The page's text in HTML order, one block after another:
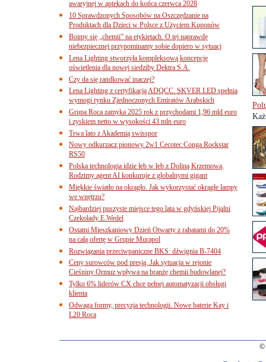
awaryjnej w aptekach do końca czerwca 2028
10 Sprawdzonych Sposobów na Oszczędzanie na
Produktach dla Dzieci w Polsce z Użyciem Kuponów
Boimy się „chemii” na etykietach. O tej naprawdę
niebezpiecznej przypominamy sobie dopiero w sytuacj
Lena Lighting stworzyła kompleksową koncepcję
oświetlenia dla nowej siedziby Dektra S.A.
Czy da się randkować inaczej?
Lena Lighting z certyfikacją ADQCC. SKVER LED spełnia
wymogi rynku Zjednoczonych Emiratów Arabskich
Grupa Roca zamyka 2025 rok z przychodami 1,96 mld euro
i zyskiem netto w wysokości 43 mln euro
Trwa lato z Akademią swisspor
Nowy odkurzacz pionowy 2w1 Cecotec Conga Rockstar
RS50
Polska technologia idzie łeb w łeb z Doliną Krzemową.
Rodzimy agent AI konkuruje z globalnymi gigant
Miękkie światło na okrągło. Jak wykorzystać okrągłe lampy
we wnętrzu?
Najbardziej puszyste miejsce tego lata w gdyńskiej Pijalni
Czekolady E.Wedel
Ostatni Mieszkaniowy Dzień Otwarty z rabatami do 20%
na całą ofertę w Grupie Murapol
Rozwiązania przeciwpaniczne BKS: dźwignia B-7404
Ceny surowców pod presją. Jak sytuacja w rejonie
Cieśniny Ormuz wpływa na branżę chemii budowlanej?
Tylko 6% liderów CX chce pełnej automatyzacji obsługi
klienta
Odwaga formy, precyzja technologii. Nowe baterie Kay i
L20 Roca
©